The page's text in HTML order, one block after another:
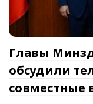
Главы
обсудили
совместные